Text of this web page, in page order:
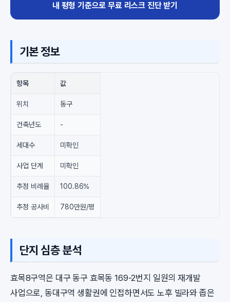
내 평형 기준으로 무료 리스크 진단 받기
기본 정보
항목 값
위치 동구
건축년도 -
세대수 미확인
사업 단계 미확인
추정 비례율 100.86%
추정 공사비 780만원/평
단지 심층 분석
효목8구역은 대구 동구 효목동 169-2번지 일원의 재개발
사업으로, 동대구역 생활권에 인접하면서도 노후 빌라와 좁은